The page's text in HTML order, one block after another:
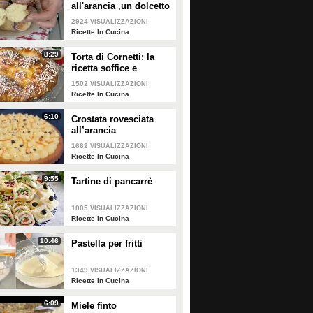
all'arancia ,un dolcetto
perfetto per il
carnevale Ricetta facile
2924 VISUALIZZAZIONI
Ricette In Cucina
8:29
Torta di Cornetti: la
ricetta soffice e
profumata per una
colazione speciale 🥐
1502 VISUALIZZAZIONI
Ricette In Cucina
6:10
Crostata rovesciata
all’arancia
1662 VISUALIZZAZIONI
Ricette In Cucina
9:55 Tartine di pancarrè
1005 VISUALIZZAZIONI
Ricette In Cucina
10:46 Pastella per fritti
1349 VISUALIZZAZIONI
Ricette In Cucina
6:09 Miele finto